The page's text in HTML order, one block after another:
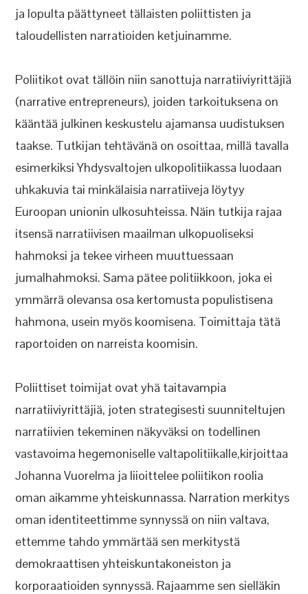
ja lopulta päättyneet tällaisten poliittisten ja
taloudellisten narratioiden ketjuinamme.
Poliitikot ovat tällöin niin sanottuja narratiiviyrittäjiä
(narrative entrepreneurs), joiden tarkoituksena on
kääntää julkinen keskustelu ajamansa uudistuksen
taakse. Tutkijan tehtävänä on osoittaa, millä tavalla
esimerkiksi Yhdysvaltojen ulkopolitiikassa luodaan
uhkakuvia tai minkälaisia narratiiveja löytyy
Euroopan unionin ulkosuhteissa. Näin tutkija rajaa
itsensä narratiivisen maailman ulkopuoliseksi
hahmoksi ja tekee virheen muuttuessaan
jumalhahmoksi. Sama pätee politiikkoon, joka ei
ymmärrä olevansa osa kertomusta populistisena
hahmona, usein myös koomisena. Toimittaja tätä
raportoiden on narreista koomisin.
Poliittiset toimijat ovat yhä taitavampia
narratiiviyrittäjiä, joten strategisesti suunniteltujen
narratiivien tekeminen näkyväksi on todellinen
vastavoima hegemoniselle valtapolitiikalle,kirjoittaa
Johanna Vuorelma ja liioittelee poliitikon roolia
oman aikamme yhteiskunnassa. Narration merkitys
oman identiteettimme synnyssä on niin valtava,
ettemme tahdo ymmärtää sen merkitystä
demokraattisen yhteiskuntakoneiston ja
korporaatioiden synnyssä. Rajaamme sen sielläkin